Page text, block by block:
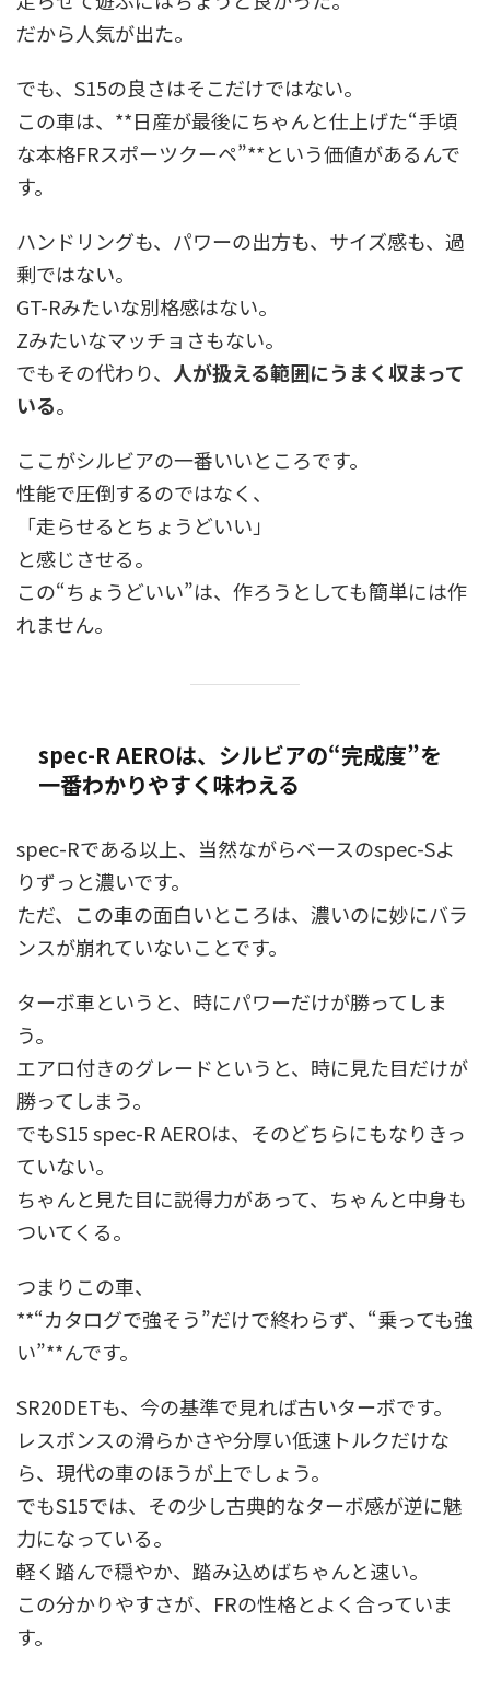
だから人気が出た。
でも、S15の良さはそこだけではない。
この車は、**日産が最後にちゃんと仕上げた“手頃
な本格FRスポーツクーペ”**という価値があるんで
す。
ハンドリングも、パワーの出方も、サイズ感も、過
剰ではない。
GT-Rみたいな別格感はない。
Zみたいなマッチョさもない。
でもその代わり、 人が扱える範囲にうまく収まって
いる。
ここがシルビアの一番いいところです。
性能で圧倒するのではなく、
「走らせるとちょうどいい」
と感じさせる。
この“ちょうどいい”は、作ろうとしても簡単には作
れません。
spec-R AEROは、シルビアの“完成度”を
一番わかりやすく味わえる
spec-Rである以上、当然ながらベースのspec-Sよ
りずっと濃いです。
ただ、この車の面白いところは、濃いのに妙にバラ
ンスが崩れていないことです。
ターボ車というと、時にパワーだけが勝ってしま
う。
エアロ付きのグレードというと、時に見た目だけが
勝ってしまう。
でもS15 spec-R AEROは、そのどちらにもなりきっ
ていない。
ちゃんと見た目に説得力があって、ちゃんと中身も
ついてくる。
つまりこの車、
**“カタログで強そう”だけで終わらず、“乗っても強
い”**んです。
SR20DETも、今の基準で見れば古いターボです。
レスポンスの滑らかさや分厚い低速トルクだけな
ら、現代の車のほうが上でしょう。
でもS15では、その少し古典的なターボ感が逆に魅
力になっている。
軽く踏んで穏やか、踏み込めばちゃんと速い。
この分かりやすさが、FRの性格とよく合っていま
す。